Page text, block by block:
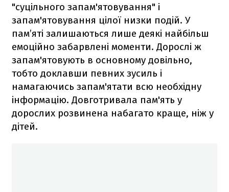
"суцільного запам'ятовування" і
запам'ятовування цілої низки подій. У
пам’яті залишаються лише деякі найбільш
емоційно забарвлені моменти. Дорослі ж
запам'ятовують в основному довільно,
тобто доклавши певних зусиль і
намагаючись запам'ятати всю необхідну
інформацію. Довготривала пам'ять у
дорослих розвинена набагато краще, ніж у
дітей.